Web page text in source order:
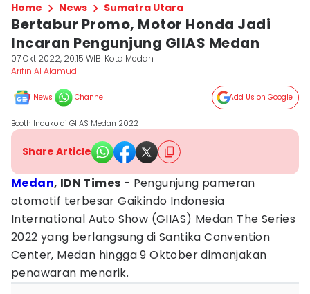
Home News Sumatra Utara
Bertabur Promo, Motor Honda Jadi
Incaran Pengunjung GIIAS Medan
07 Okt 2022, 20:15 WIB Kota Medan
Arifin Al Alamudi
News Channel Add Us on Google
Booth Indako di GIIAS Medan 2022
Share Article
Medan, IDN Times - Pengunjung pameran
otomotif terbesar Gaikindo Indonesia
International Auto Show (GIIAS) Medan The Series
2022 yang berlangsung di Santika Convention
Center, Medan hingga 9 Oktober dimanjakan
penawaran menarik.